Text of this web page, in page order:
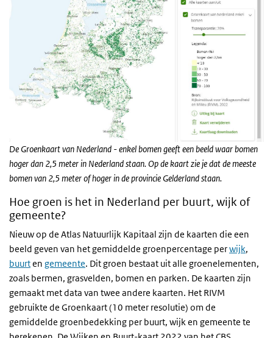
De Groenkaart van Nederland - enkel bomen geeft een beeld waar bomen
hoger dan 2,5 meter in Nederland staan. Op de kaart zie je dat de meeste
bomen van 2,5 meter of hoger in de provincie Gelderland staan.
Hoe groen is het in Nederland per buurt, wijk of
gemeente?
Nieuw op de Atlas Natuurlijk Kapitaal zijn de kaarten die een
beeld geven van het gemiddelde groenpercentage perwijk,
buurten gemeente. Dit groen bestaat uit alle groenelementen,
zoals bermen, grasvelden, bomen en parken. De kaarten zijn
gemaakt met data van twee andere kaarten. Het RIVM
gebruikte de Groenkaart (10 meter resolutie) om de
gemiddelde groenbedekking per buurt, wijk en gemeente te